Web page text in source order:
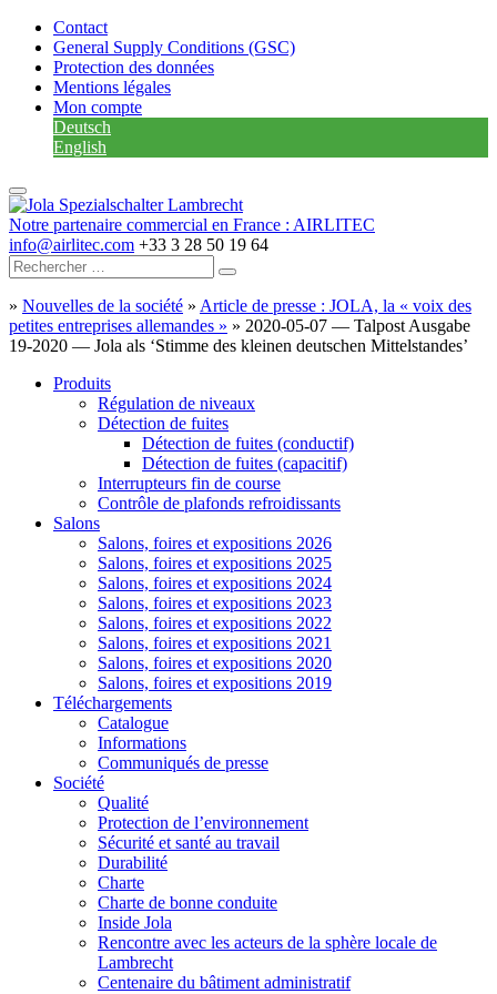
Contact
General Supply Conditions (GSC)
Protection des données
Mentions légales
Mon compte
Deutsch
English
Notre partenaire commercial en France : AIRLITEC
info@airlitec.com +33 3 28 50 19 64
» Nouvelles de la société » Article de presse : JOLA, la « voix des
petites entreprises allemandes » » 2020-05-07 — Talpost Ausgabe
19-2020 — Jola als ‘Stimme des kleinen deutschen Mittelstandes’
Produits
Régulation de niveaux
Détection de fuites
Détection de fuites (conductif)
Détection de fuites (capacitif)
Interrupteurs fin de course
Contrôle de plafonds refroidissants
Salons
Salons, foires et expositions 2026
Salons, foires et expositions 2025
Salons, foires et expositions 2024
Salons, foires et expositions 2023
Salons, foires et expositions 2022
Salons, foires et expositions 2021
Salons, foires et expositions 2020
Salons, foires et expositions 2019
Téléchargements
Catalogue
Informations
Communiqués de presse
Société
Qualité
Protection de l’environnement
Sécurité et santé au travail
Durabilité
Charte
Charte de bonne conduite
Inside Jola
Rencontre avec les acteurs de la sphère locale de
Lambrecht
Centenaire du bâtiment administratif